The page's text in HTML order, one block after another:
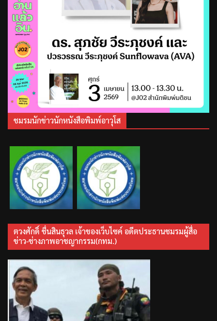
ชมรมนักข่าวนักหนังสือพิมพ์อาวุโส
ตวงศักดิ์ ชื่นสินธุวล เจ้าของเว็บไซค์ อดีตประธานชมรมผู้สื่อ
ข่าว-ช่างภาพอาชญากรรม(กทม.)